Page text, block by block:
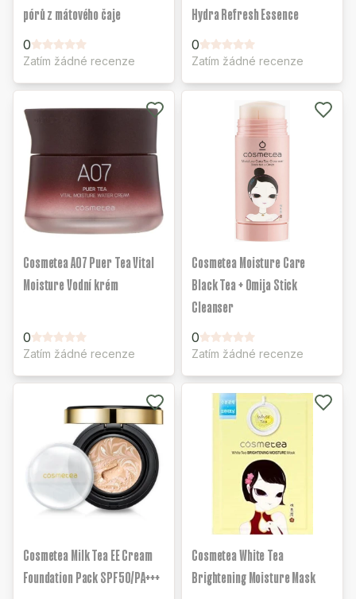
pórů z mátového čaje
0
Zatím žádné recenze
Hydra Refresh Essence
0
Zatím žádné recenze
Cosmetea A07 Puer Tea Vital
Moisture Vodní krém
0
Zatím žádné recenze
Cosmetea Moisture Care
Black Tea + Omija Stick
Cleanser
0
Zatím žádné recenze
Cosmetea Milk Tea EE Cream
Foundation Pack SPF50/PA+++
Cosmetea White Tea
Brightening Moisture Mask